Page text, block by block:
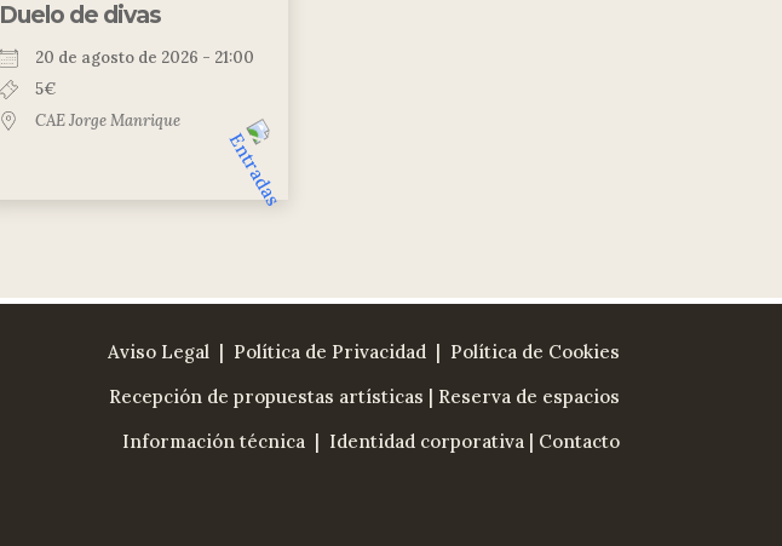
Duelo de divas
20 de agosto de 2026 - 21:00
5€
CAE Jorge Manrique
Aviso Legal | Política de Privacidad
| Política de Cookies
Recepción de propuestas artísticas
Reserva de espacios
Información técnica| Identidad corporativa| Contacto